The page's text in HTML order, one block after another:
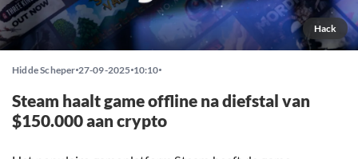
Hack
Hidde Scheper 27-09-2025 10:10
Steam haalt game offline na diefstal van
$150.000 aan crypto